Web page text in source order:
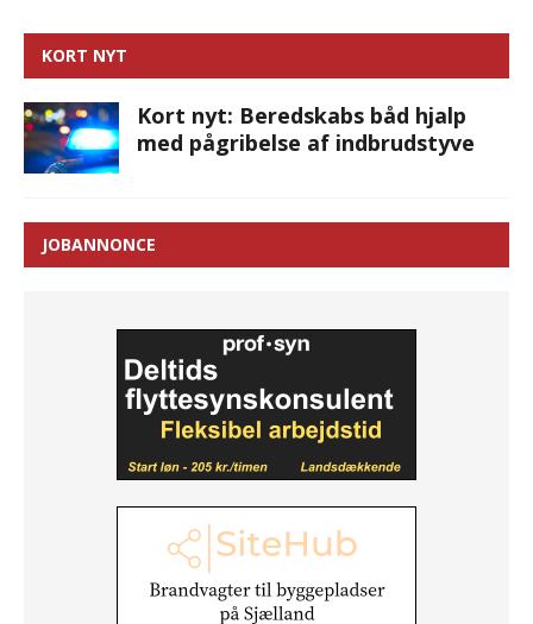
KORT NYT
Kort nyt: Beredskabs båd hjalp
med pågribelse af indbrudstyve
JOBANNONCE